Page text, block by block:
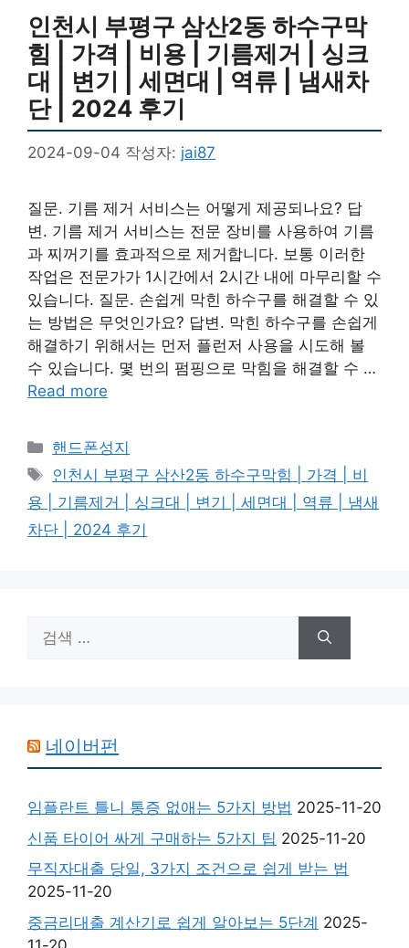
인천시 부평구 삼산2동 하수구막
힘 | 가격 | 비용 | 기름제거 | 싱크
대 | 변기 | 세면대 | 역류 | 냄새차
단 | 2024 후기
2024-09-04 작성자: jai87
질문. 기름 제거 서비스는 어떻게 제공되나요? 답
변. 기름 제거 서비스는 전문 장비를 사용하여 기름
과 찌꺼기를 효과적으로 제거합니다. 보통 이러한
작업은 전문가가 1시간에서 2시간 내에 마무리할 수
있습니다. 질문. 손쉽게 막힌 하수구를 해결할 수 있
는 방법은 무엇인가요? 답변. 막힌 하수구를 손쉽게
해결하기 위해서는 먼저 플런저 사용을 시도해 볼
수 있습니다. 몇 번의 펌핑으로 막힘을 해결할 수 …
Read more
카
테
리
핸드폰성지
태
그
인천시 부평구 삼산2동 하수구막힘 | 가격 | 비
용 | 기름제거 | 싱크대 | 변기 | 세면대 | 역류 | 냄새
차단 | 2024 후기
색:
네이버펀
임플란트 틀니 통증 없애는 5가지 방법 2025-11-20
신품 타이어 싸게 구매하는 5가지 팁 2025-11-20
무직자대출 당일, 3가지 조건으로 쉽게 받는 법
2025-11-20
중금리대출 계산기로 쉽게 알아보는 5단계 2025-